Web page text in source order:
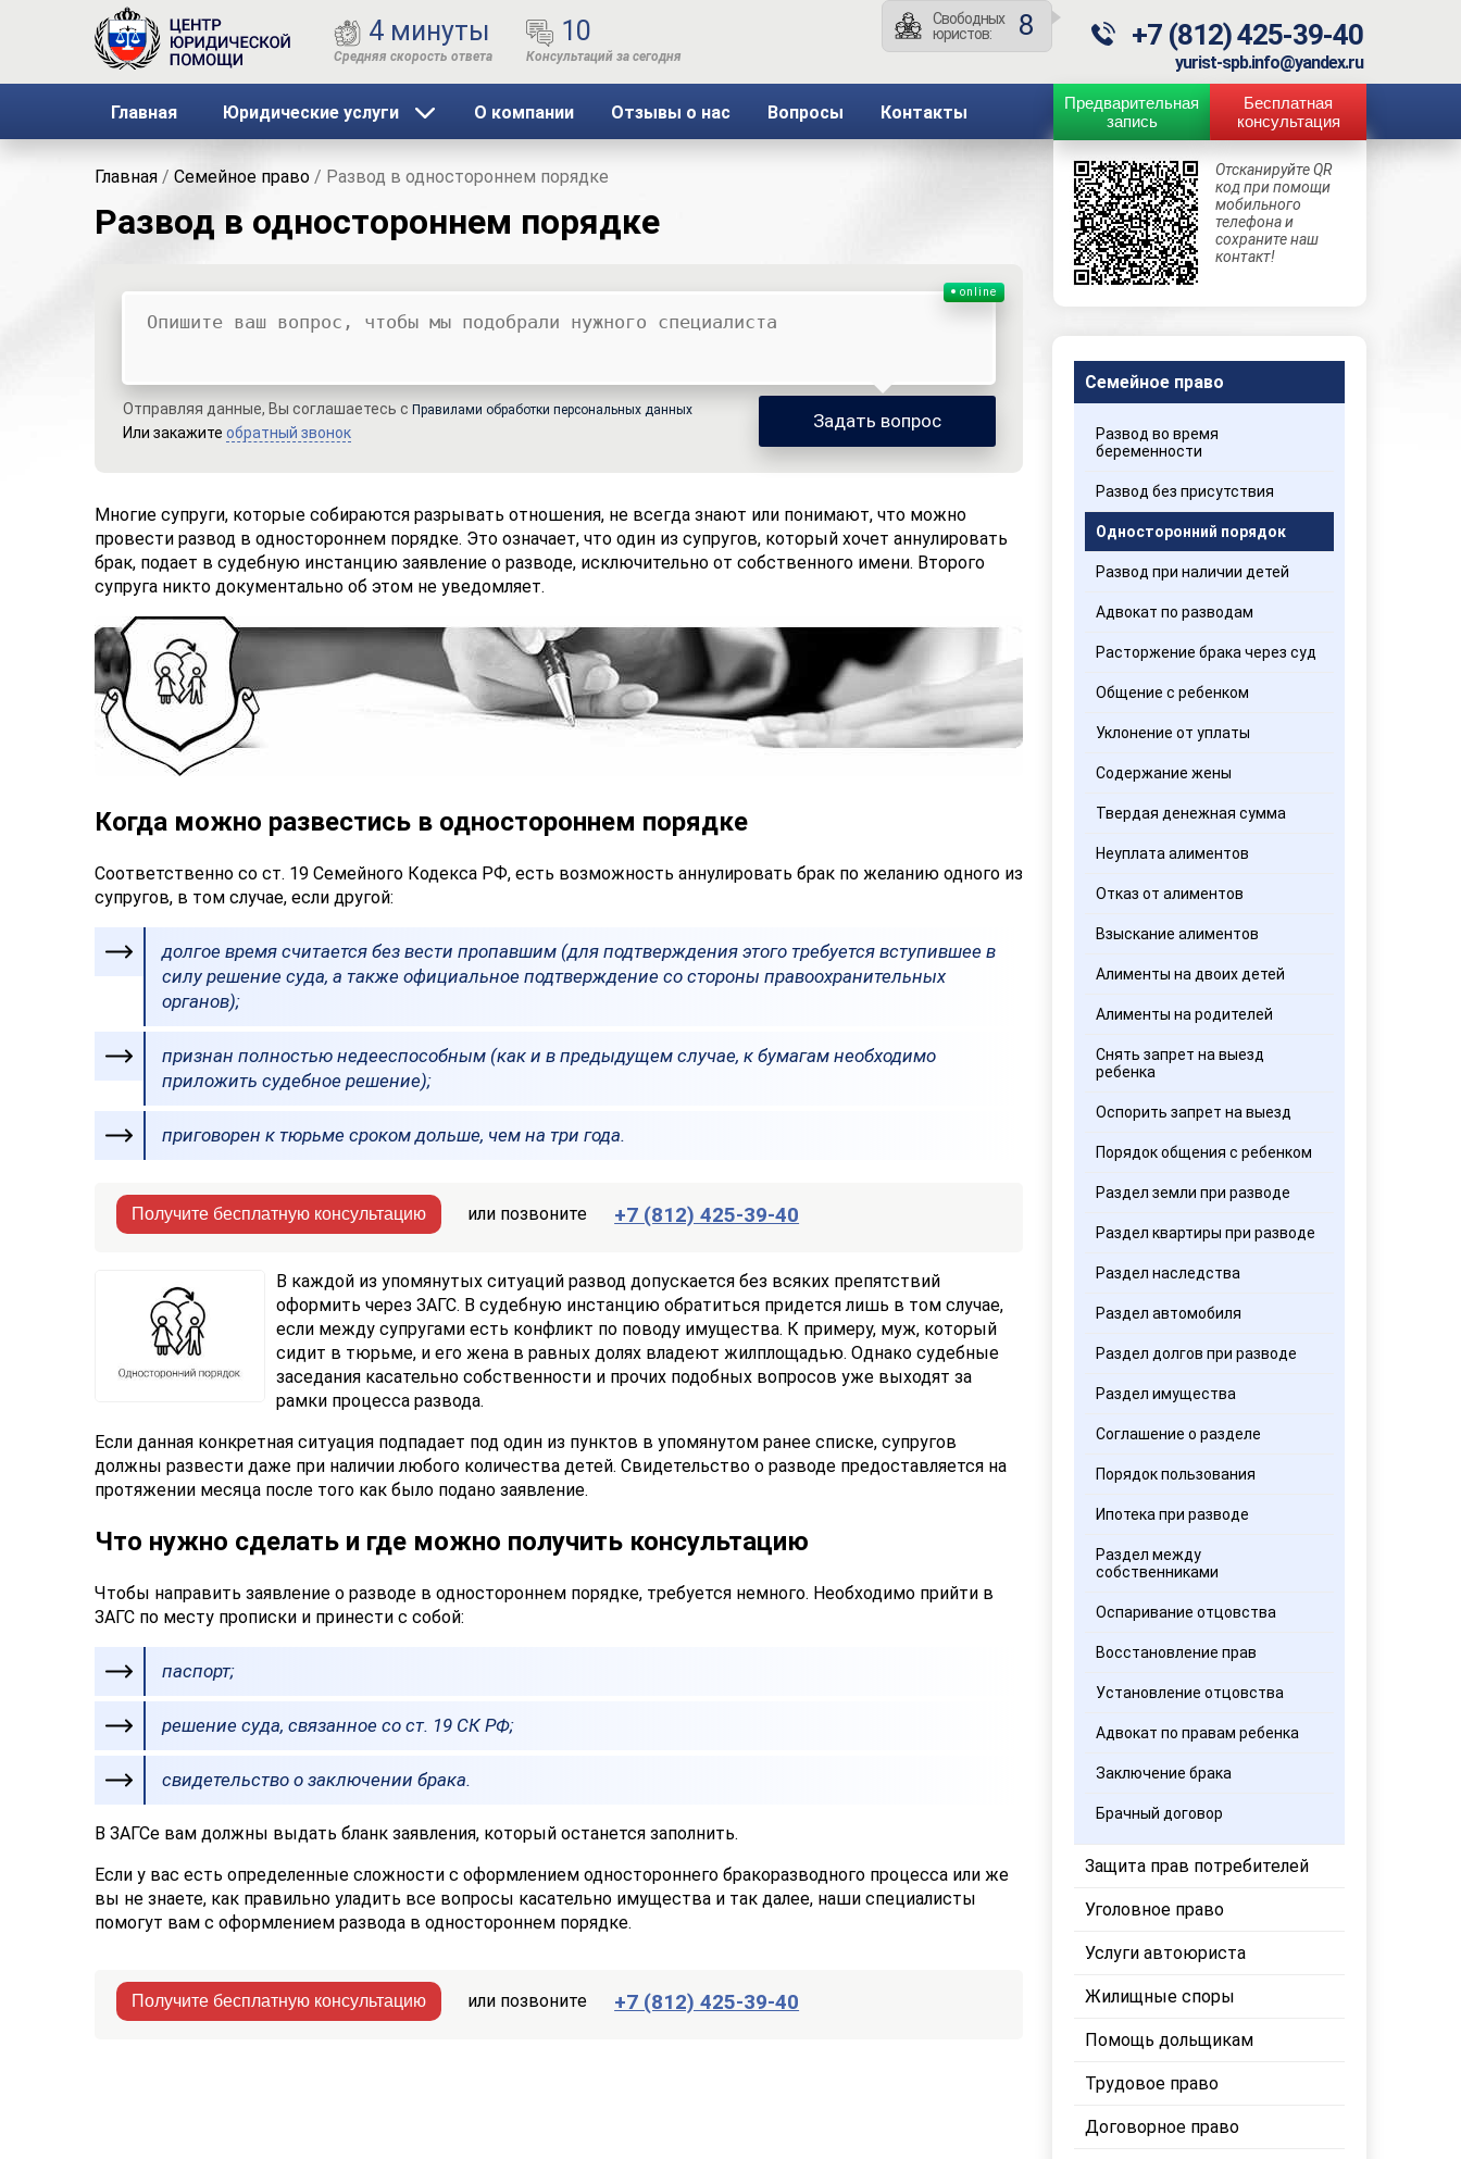
4 минуты 10
Свободных
юристов:
4 +7 (812) 425-39-40
yurist-spb.info@yandex.ru
Главная Юридические услуги О компании Отзывы о нас Вопросы Контакты
Предварительная
запись
Бесплатная
консультация
Главная / Семейное право / Развод в одностороннем порядке
Развод в одностороннем порядке
online
Отправляя данные, Вы соглашаетесь с Правилами обработки персональных данных
Или закажите обратный звонок
Задать вопрос
Многие супруги, которые собираются разрывать отношения, не всегда знают или понимают, что можно
провести развод в одностороннем порядке. Это означает, что один из супругов, который хочет аннулировать
брак, подает в судебную инстанцию заявление о разводе, исключительно от собственного имени. Второго
супруга никто документально об этом не уведомляет.
Когда можно развестись в одностороннем порядке
Соответственно со ст. 19 Семейного Кодекса РФ, есть возможность аннулировать брак по желанию одного из
супругов, в том случае, если другой:
долгое время считается без вести пропавшим (для подтверждения этого требуется вступившее в
силу решение суда, а также официальное подтверждение со стороны правоохранительных
органов);
признан полностью недееспособным (как и в предыдущем случае, к бумагам необходимо
приложить судебное решение);
приговорен к тюрьме сроком дольше, чем на три года.
Получите бесплатную консультацию или позвоните +7 (812) 425-39-40
В каждой из упомянутых ситуаций развод допускается без всяких препятствий
оформить через ЗАГС. В судебную инстанцию обратиться придется лишь в том случае,
если между супругами есть конфликт по поводу имущества. К примеру, муж, который
сидит в тюрьме, и его жена в равных долях владеют жилплощадью. Однако судебные
заседания касательно собственности и прочих подобных вопросов уже выходят за
рамки процесса развода.
Если данная конкретная ситуация подпадает под один из пунктов в упомянутом ранее списке, супругов
должны развести даже при наличии любого количества детей. Свидетельство о разводе предоставляется на
протяжении месяца после того как было подано заявление.
Что нужно сделать и где можно получить консультацию
Чтобы направить заявление о разводе в одностороннем порядке, требуется немного. Необходимо прийти в
ЗАГС по месту прописки и принести с собой:
паспорт;
решение суда, связанное со ст. 19 СК РФ;
свидетельство о заключении брака.
В ЗАГСе вам должны выдать бланк заявления, который останется заполнить.
Если у вас есть определенные сложности с оформлением одностороннего бракоразводного процесса или же
вы не знаете, как правильно уладить все вопросы касательно имущества и так далее, наши специалисты
помогут вам с оформлением развода в одностороннем порядке.
Получите бесплатную консультацию или позвоните +7 (812) 425-39-40
Отсканируйте QR
код при помощи
мобильного
телефона и
сохраните наш
контакт!
Семейное право
Развод во время
беременности
Развод без присутствия
Односторонний порядок
Развод при наличии детей
Адвокат по разводам
Расторжение брака через суд
Общение с ребенком
Уклонение от уплаты
Содержание жены
Твердая денежная сумма
Неуплата алиментов
Отказ от алиментов
Взыскание алиментов
Алименты на двоих детей
Алименты на родителей
Снять запрет на выезд
ребенка
Оспорить запрет на выезд
Порядок общения с ребенком
Раздел земли при разводе
Раздел квартиры при разводе
Раздел наследства
Раздел автомобиля
Раздел долгов при разводе
Раздел имущества
Соглашение о разделе
Порядок пользования
Ипотека при разводе
Раздел между
собственниками
Оспаривание отцовства
Восстановление прав
Установление отцовства
Адвокат по правам ребенка
Заключение брака
Брачный договор
Защита прав потребителей
Уголовное право
Услуги автоюриста
Жилищные споры
Помощь дольщикам
Трудовое право
Договорное право